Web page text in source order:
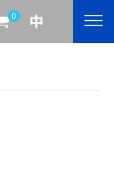
0